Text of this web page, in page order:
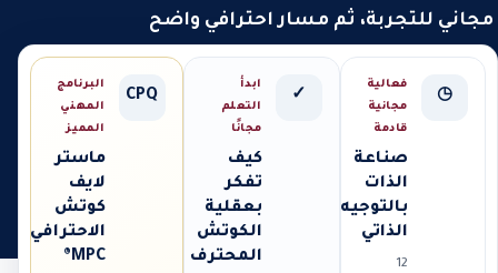
مجاني للتجربة، ثم مسار احترافي واضح
◷
فعالية
مجانية
قادمة
صناعة
الذات
بالتوجيه
الذاتي
12
✓
ابدأ
التعلم
مجانًا
كيف
تفكر
بعقلية
الكوتش
المحترف
CPQ
البرنامج
المهني
المميز
ماستر
لايف
كوتش
الاحترافي
MPC®